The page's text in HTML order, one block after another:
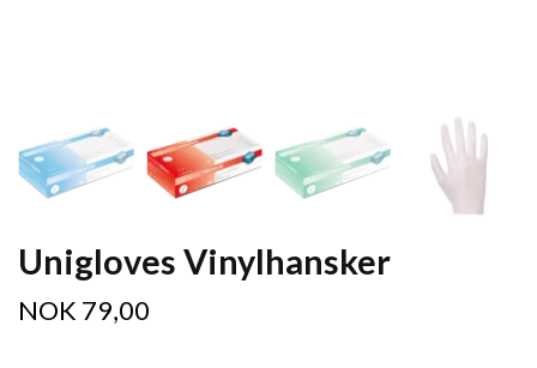
Unigloves Vinylhansker
NOK 79,00